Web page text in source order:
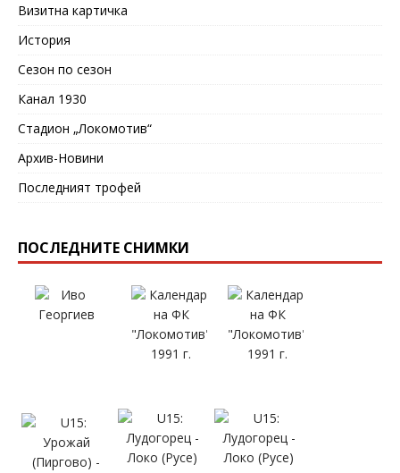
Визитна картичка
История
Сезон по сезон
Канал 1930
Стадион „Локомотив“
Архив-Новини
Последният трофей
ПОСЛЕДНИТЕ СНИМКИ